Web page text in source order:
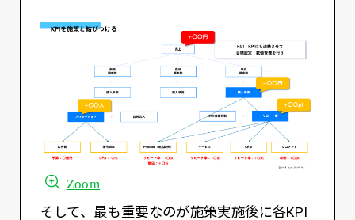
Zoom
そして、最も重要なのが施策実施後に各KPI